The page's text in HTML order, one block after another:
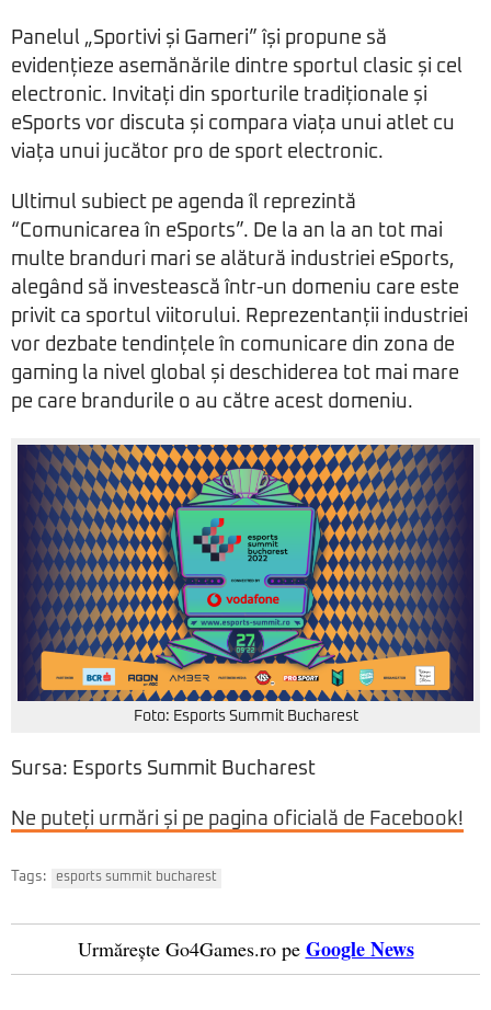
Panelul „Sportivi și Gameri” își propune să
evidențieze asemănările dintre sportul clasic și cel
electronic. Invitați din sporturile tradiționale și
eSports vor discuta și compara viața unui atlet cu
viața unui jucător pro de sport electronic.
Ultimul subiect pe agenda îl reprezintă
“Comunicarea în eSports”. De la an la an tot mai
multe branduri mari se alătură industriei eSports,
alegând să investească într-un domeniu care este
privit ca sportul viitorului. Reprezentanții industriei
vor dezbate tendințele în comunicare din zona de
gaming la nivel global și deschiderea tot mai mare
pe care brandurile o au către acest domeniu.
Foto: Esports Summit Bucharest
Sursa: Esports Summit Bucharest
Ne puteți urmări și pe pagina oficială de Facebook!
Tags: esports summit bucharest
Urmărește Go4Games.ro pe Google News